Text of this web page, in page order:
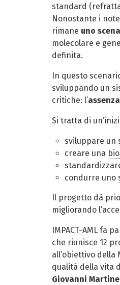
standard
Nonostante i
rimane uno
molecolare e
definita.
In questo
sviluppando un
critiche: l’
Si tratta di
sviluppare un
creare una
condurre uno
Il progetto dà
migliorando
IMPACT-AML fa
che riunisce 12
all’obiettivo della
qualità della vita
Giovanni